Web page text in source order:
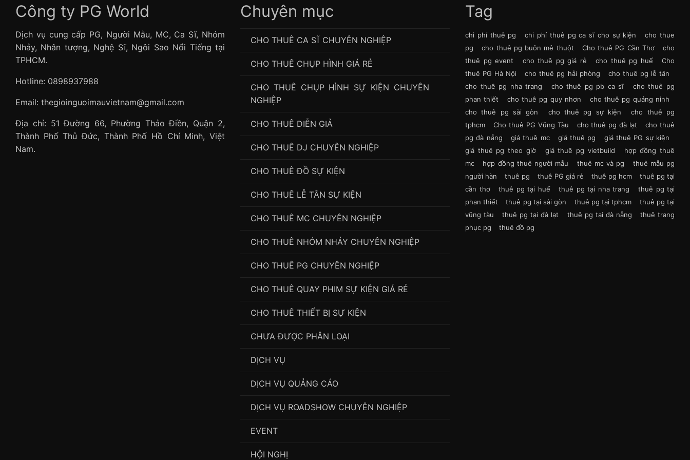
Công ty PG World
Dịch vụ cung cấp PG, Người Mẫu, MC, Ca Sĩ, Nhóm
Nhảy, Nhân tượng, Nghệ Sĩ, Ngôi Sao Nổi Tiếng tại
TPHCM.
Hotline: 0898937988
Email: thegioinguoimauvietnam@gmail.com
Địa chỉ: 51 Đường 66, Phường Thảo Điền, Quận 2,
Thành Phố Thủ Đức, Thành Phố Hồ Chí Minh, Việt
Nam.
Chuyên mục
CHO THUÊ CA SĨ CHUYÊN NGHIỆP
CHO THUÊ CHỤP HÌNH GIÁ RẺ
CHO THUÊ CHỤP HÌNH SỰ KIỆN CHUYÊN
NGHIỆP
CHO THUÊ DIỄN GIẢ
CHO THUÊ DJ CHUYÊN NGHIỆP
CHO THUÊ ĐỒ SỰ KIỆN
CHO THUÊ LỄ TÂN SỰ KIỆN
CHO THUÊ MC CHUYÊN NGHIỆP
CHO THUÊ NHÓM NHẢY CHUYÊN NGHIỆP
CHO THUÊ PG CHUYÊN NGHIỆP
CHO THUÊ QUAY PHIM SỰ KIỆN GIÁ RẺ
CHO THUÊ THIẾT BỊ SỰ KIỆN
CHƯA ĐƯỢC PHÂN LOẠI
DỊCH VỤ
DỊCH VỤ QUẢNG CÁO
DỊCH VỤ ROADSHOW CHUYÊN NGHIỆP
EVENT
HỘI NGHỊ
Tag
chi phí thuê pg chi phí thuê pg ca sĩ cho sự kiện
cho thue
pg
cho thuê pg buôn mê thuột Cho thuê PG Cần Thơ
cho
thuê pg event
cho thuê pg giá rẻ cho thuê pg huế
Cho
thuê PG Hà Nội
cho thuê pg hải phòng
cho thuê pg lễ tân
cho thuê pg nha trang
cho thuê pg pb ca sĩ
cho thuê pg
phan thiết
cho thuê pg quy nhơn
cho thuê pg quảng ninh
cho thuê pg sài gòn
cho thuê pg sự kiện
cho thuê pg
tphcm
Cho thuê PG Vũng Tàu cho thuê pg đà lạt
cho thuê
pg đà nẵng
giá thuê mc giá thuê pg
giá thuê PG sự kiện
giá thuê pg theo giờ
giá thuê pg vietbuild
hợp đồng thuê
mc
hợp đồng thuê người mẫu thuê mc và pg
thuê mẫu pg
người hàn
thuê pg thuê PG giá rẻ thuê pg hcm
thuê pg tại
cần thơ
thuê pg tại huế thuê pg tại nha trang
thuê pg tại
phan thiết
thuê pg tại sài gòn thuê pg tại tphcm
thuê pg tại
vũng tàu
thuê pg tại đà lạt thuê pg tại đà nẵng
thuê trang
phục pg
thuê đồ pg